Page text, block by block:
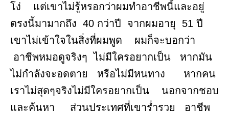
โง่ แต่เขาไม่รู้หรอกว่าผมทำอาชีพนี้และอยู่
ตรงนี้มามากถึง 40 กว่าปี จากผมอายุ 51 ปี
เขาไม่เข้าใจในสิ่งที่ผมพูด ผมก็จะบอกว่า
อาชีพหมอดูจริงๆ ไม่มีใครอยากเป็น หากมัน
ไม่กำลังจะอดตาย หรือไม่มีหนทาง หากคน
เราไม่สุดๆจริงไม่มีใครอยากเป็น นอกจากชอบ
และค้นหา ส่วนประเทศที่เขาร่ำรวย อาชีพ